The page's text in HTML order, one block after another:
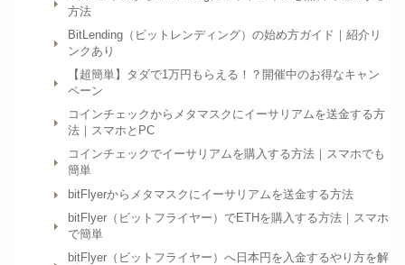
方法
BitLending（ビットレンディング）の始め方ガイド｜紹介リ
ンクあり
【超簡単】タダで1万円もらえる！？開催中のお得なキャン
ペーン
コインチェックからメタマスクにイーサリアムを送金する方
法｜スマホとPC
コインチェックでイーサリアムを購入する方法｜スマホでも
簡単
bitFlyerからメタマスクにイーサリアムを送金する方法
bitFlyer（ビットフライヤー）でETHを購入する方法｜スマホ
で簡単
bitFlyer（ビットフライヤー）へ日本円を入金するやり方を解